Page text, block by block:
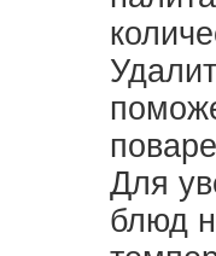
Для
блюд